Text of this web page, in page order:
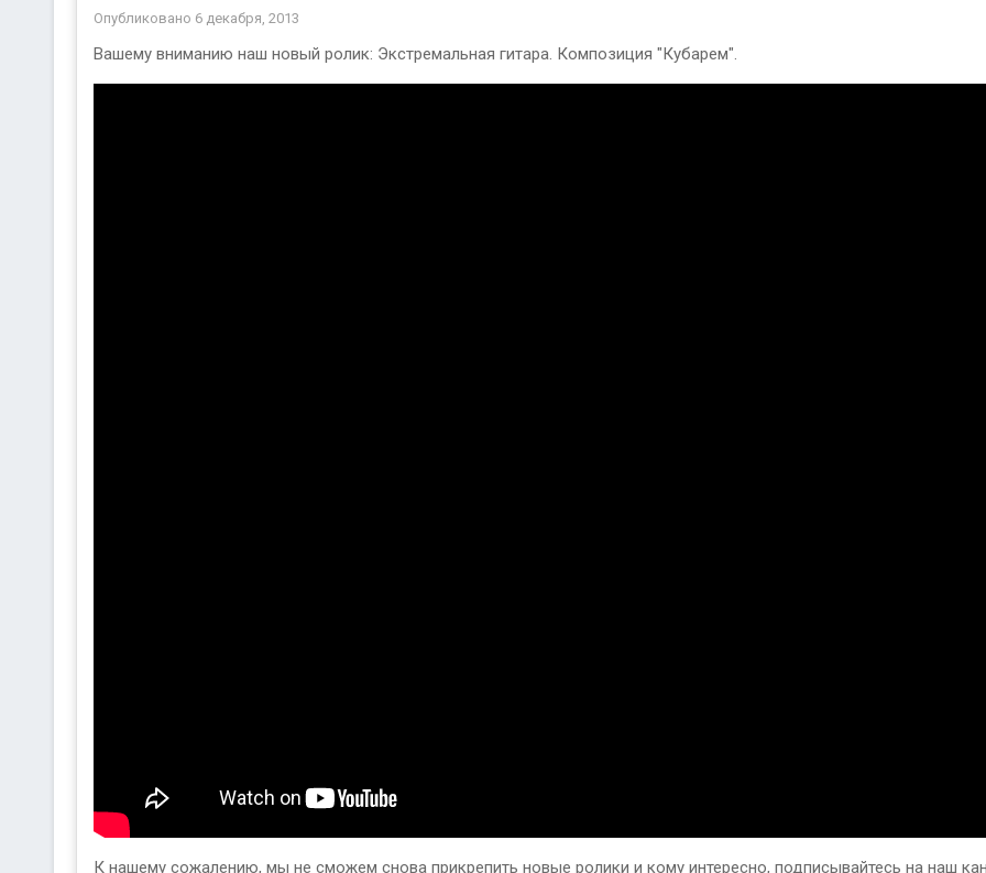
Опубликовано 6 декабря, 2013
Вашему вниманию наш новый ролик: Экстремальная гитара. Композиция "Кубарем".
К нашему сожалению, мы не сможем снова прикрепить новые ролики и кому интересно, подписывайтесь на наш